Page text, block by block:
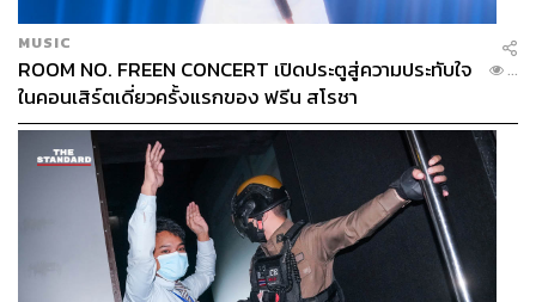
MUSIC
ROOM NO. FREEN CONCERT เปิดประตูสู่ความประทับใจ
ในคอนเสิร์ตเดี่ยวครั้งแรกของ ฟรีน สโรชา
...